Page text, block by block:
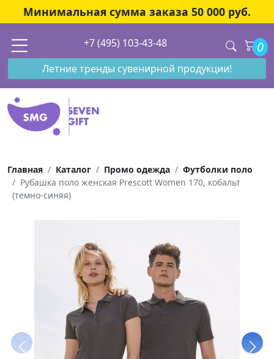
Минимальная сумма заказа 50 000 руб.
+7 (495) 103-43-48 0
Летние тренды сувенирной продукции!
Главная Каталог Промо одежда
Футболки поло
Рубашка поло женская Prescott Women 170, кобальт
(темно-синяя)